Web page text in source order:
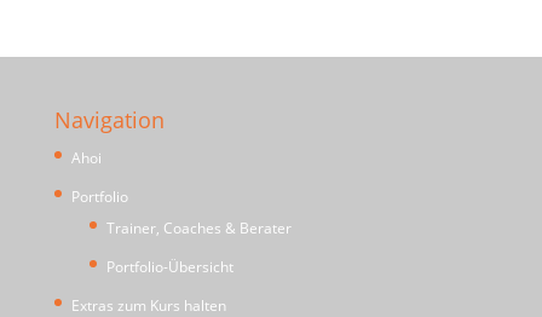
Navigation
Ahoi
Portfolio
Trainer, Coaches & Berater
Portfolio-Übersicht
Extras zum Kurs halten